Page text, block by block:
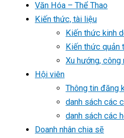
Văn Hóa – Thể Thao
Kiến thức, tài liệu
Kiến thức kinh
Kiến thức quản
Xu hướng, công
Hội viên
Thông tin đăng
danh sách các
danh sách các
Doanh nhân chia sẽ